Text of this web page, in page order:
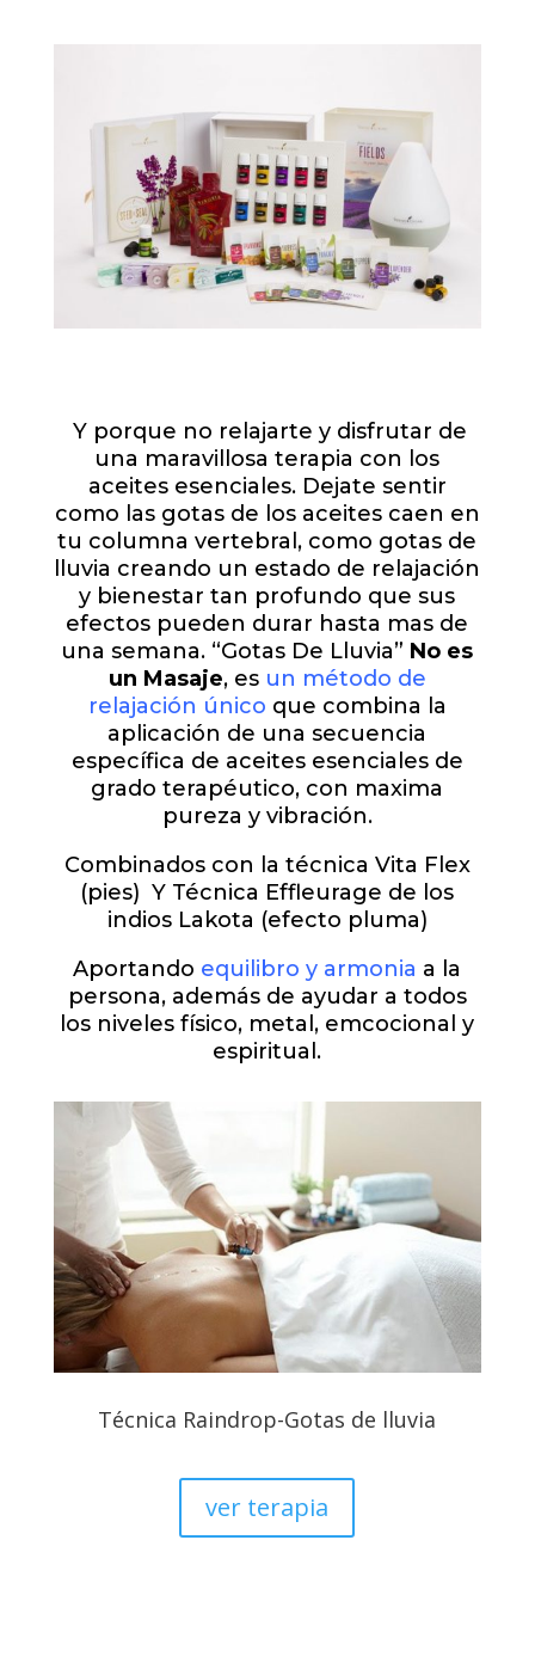
Y porque no relajarte y disfrutar de
una maravillosa terapia con los
aceites esenciales. Dejate sentir
como las gotas de los aceites caen en
tu columna vertebral, como gotas de
lluvia creando un estado de relajación
y bienestar tan profundo que sus
efectos pueden durar hasta mas de
una semana. “Gotas De Lluvia” No es
un Masaje, es un método de
relajación único que combina la
aplicación de una secuencia
específica de aceites esenciales de
grado terapéutico, con maxima
pureza y vibración.
Combinados con la técnica Vita Flex
(pies) Y Técnica Effleurage de los
indios Lakota (efecto pluma)
Aportando equilibro y armonia a la
persona, además de ayudar a todos
los niveles físico, metal, emcocional y
espiritual.
Técnica Raindrop-Gotas de lluvia
ver terapia